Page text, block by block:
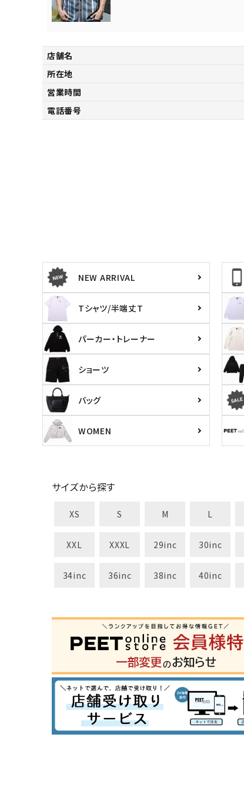
サイズ
カラー
店舗名
所在地
営業時間
電話番号
NEW ARRIVAL
Tシャツ/半端丈T
パーカー・トレーナー
ショーツ
バッグ
WOMEN
サイズから探す
XS S M L
XXL XXXL 29inc 30inc
34inc 36inc 38inc 40inc